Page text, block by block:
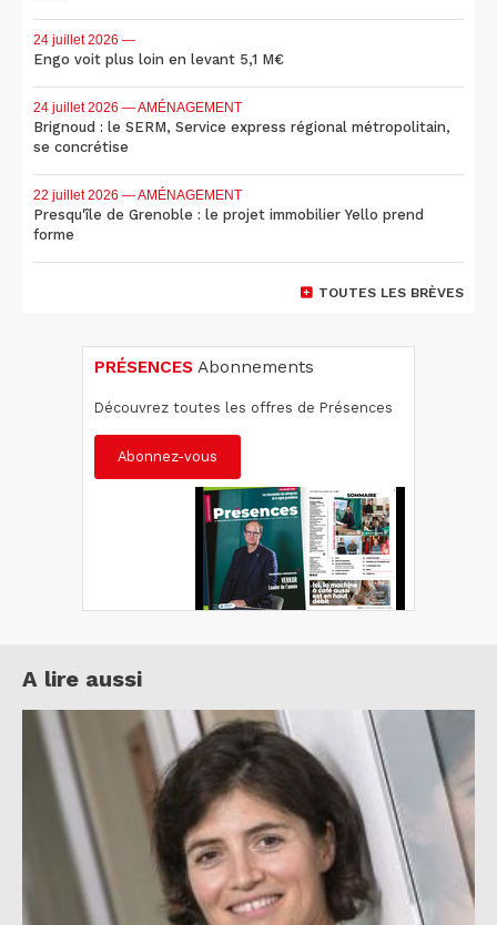
24 juillet 2026 —
Engo voit plus loin en levant 5,1 M€
24 juillet 2026 — AMÉNAGEMENT
Brignoud : le SERM, Service express régional métropolitain,
se concrétise
22 juillet 2026 — AMÉNAGEMENT
Presqu'île de Grenoble : le projet immobilier Yello prend
forme
TOUTES LES BRÈVES
PRÉSENCES Abonnements
Découvrez toutes les offres de Présences
Abonnez-vous
A lire aussi